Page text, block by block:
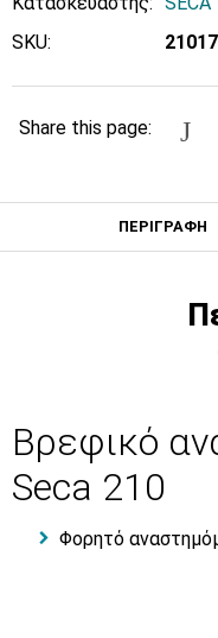
SKU:
Share this page:
ΠΕΡΙΓΡΑΦΗ
Bρεφικό
Seca 210
Φορητό